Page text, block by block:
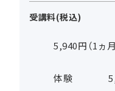
受講料(税込)
5,940円（1ヵ
体験